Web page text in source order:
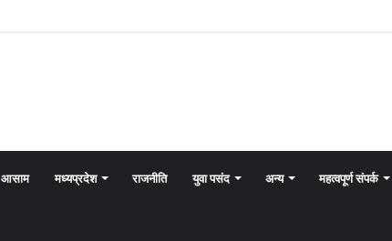
आसाम मध्यप्रदेश राजनीति युवा पसंद अन्य महत्वपूर्ण संपर्क